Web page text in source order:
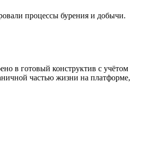
процессы бурения и добычи.
в готовый конструктив с учётом
частью жизни на платформе,